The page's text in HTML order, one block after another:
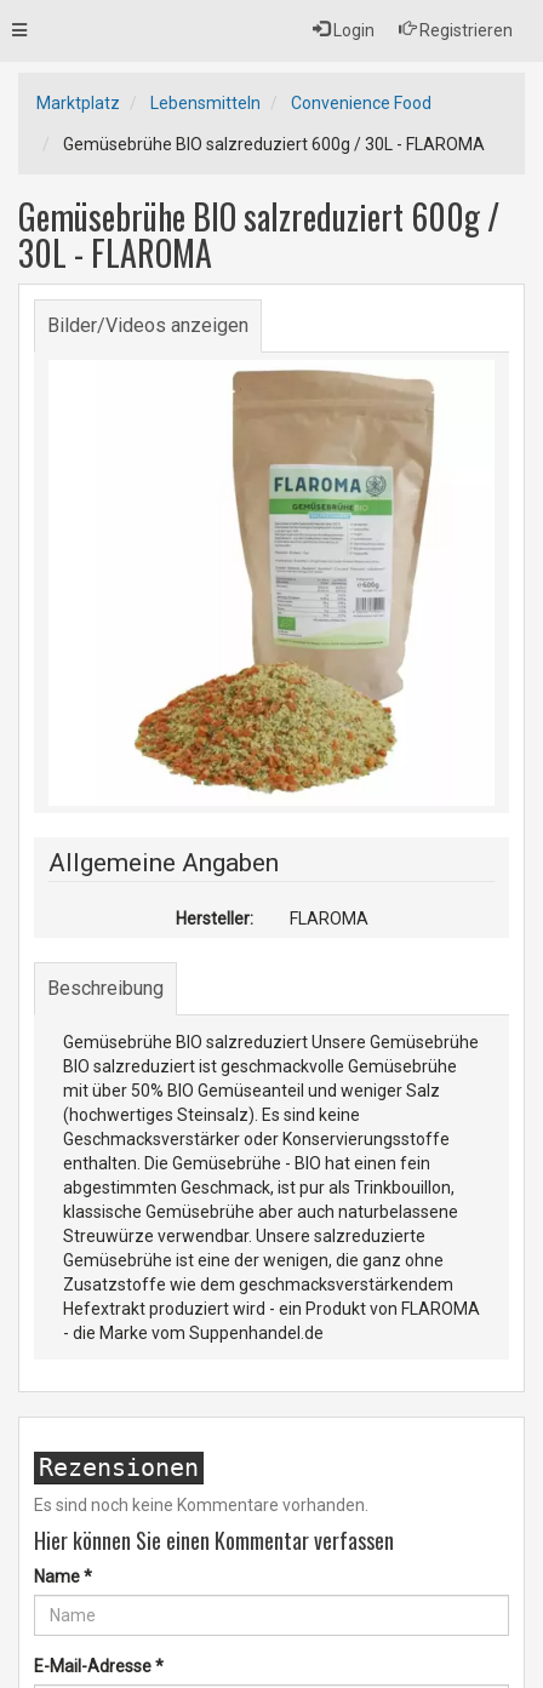
Login Registrieren
Toggle
Marktplatz Lebensmitteln Convenience Food
Gemüsebrühe BIO salzreduziert 600g / 30L - FLAROMA
Gemüsebrühe BIO salzreduziert 600g /
30L - FLAROMA
Bilder/Videos anzeigen
Allgemeine Angaben
Hersteller: FLAROMA
Beschreibung
Gemüsebrühe BIO salzreduziert Unsere Gemüsebrühe
BIO salzreduziert ist geschmackvolle Gemüsebrühe
mit über 50% BIO Gemüseanteil und weniger Salz
(hochwertiges Steinsalz). Es sind keine
Geschmacksverstärker oder Konservierungsstoffe
enthalten. Die Gemüsebrühe - BIO hat einen fein
abgestimmten Geschmack, ist pur als Trinkbouillon,
klassische Gemüsebrühe aber auch naturbelassene
Streuwürze verwendbar. Unsere salzreduzierte
Gemüsebrühe ist eine der wenigen, die ganz ohne
Zusatzstoffe wie dem geschmacksverstärkendem
Hefextrakt produziert wird - ein Produkt von FLAROMA
- die Marke vom Suppenhandel.de
Rezensionen
Es sind noch keine Kommentare vorhanden.
Hier können Sie einen Kommentar verfassen
Name*
E-Mail-Adresse*